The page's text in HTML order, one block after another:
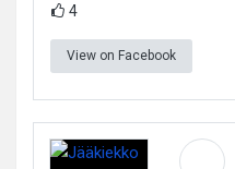
4
View on Facebook